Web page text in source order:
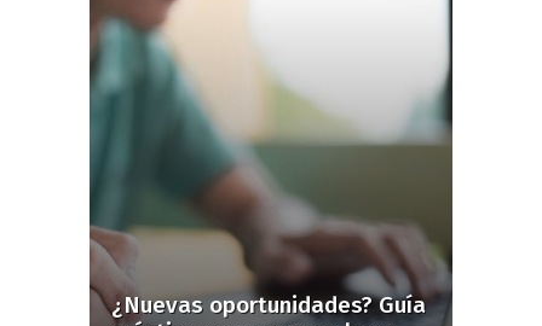
¿Nuevas oportunidades? Guía